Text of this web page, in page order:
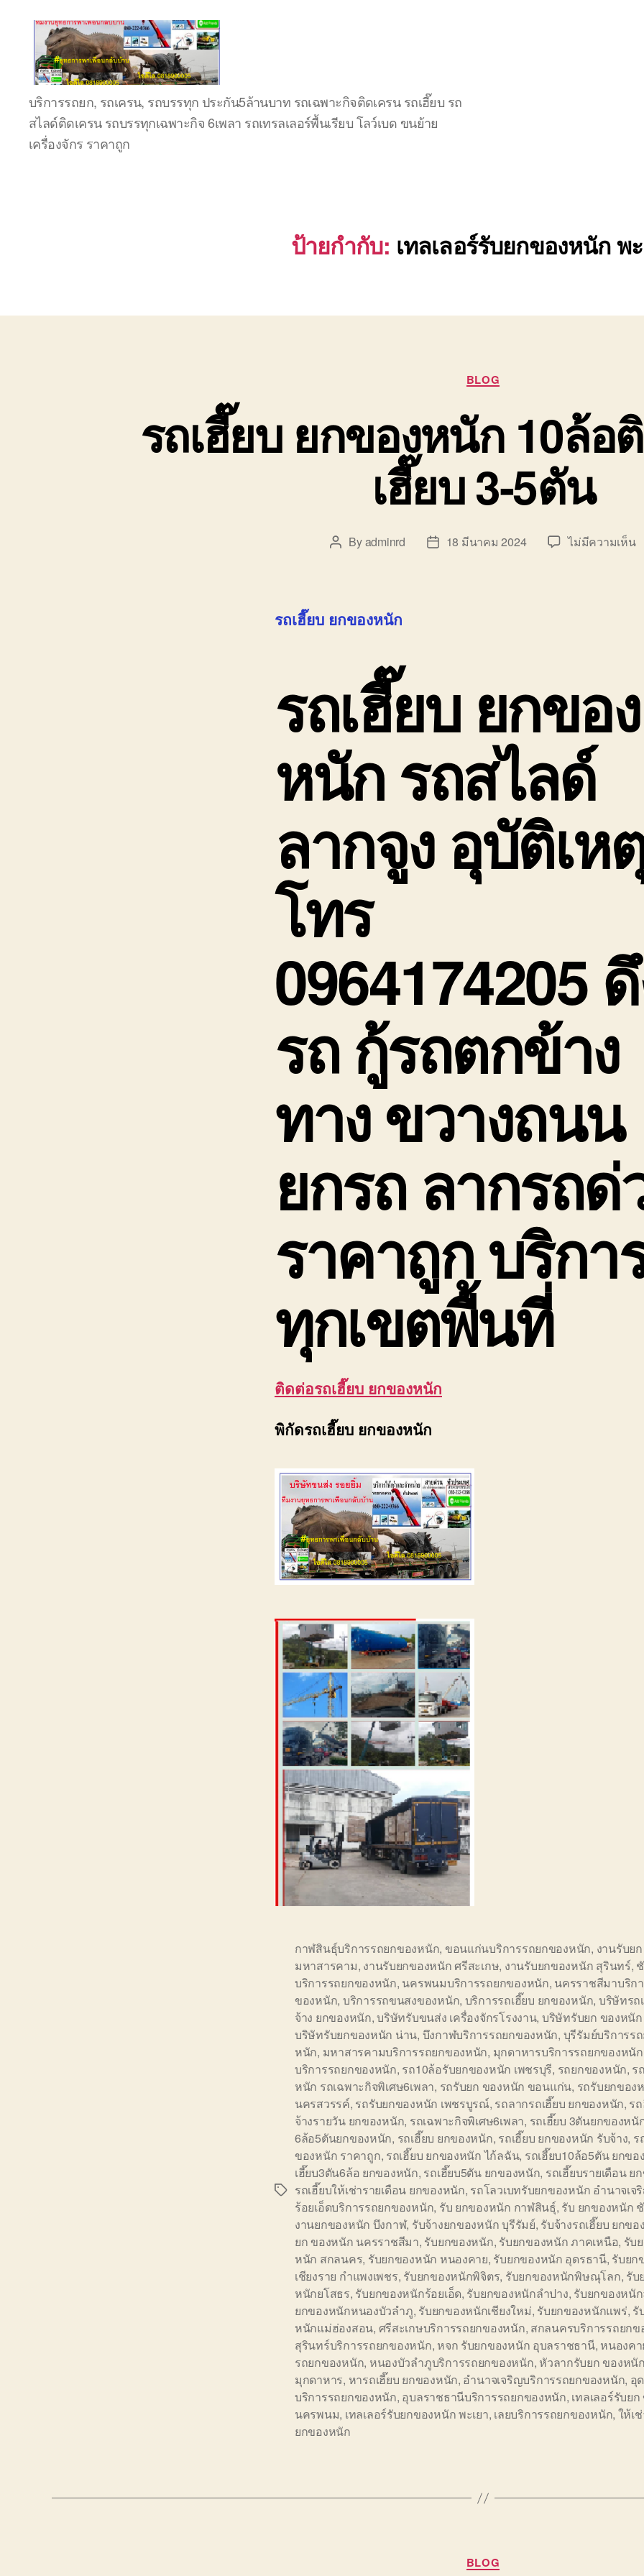
ชลบุรี
รถ
เครน
ยก
ของ
บริการรถยก, รถเครน, รถบรรทุก ประกัน5ล้านบาท รถเฉพาะกิจติดเครน รถเฮี๊ยบ รถ
สไลด์ติดเครน รถบรรทุกเฉพาะกิจ 6เพลา รถเทรลเลอร์พื้นเรียบ โลว์เบด ขนย้าย
เครื่องจักร ราคาถูก
ป้ายกำกับ: เทลเลอร์รับยกของหนัก พ
Categories
BLOG
รถเฮี๊ยบ ยกของหนัก 10ล้อ
เฮี๊ยบ 3-5ตัน
Post
Byadminrd
Post18 มีนาคม 2024 ไม่มีความเห็นบน
รถ
3-
รถเฮี๊ยบ ยกของหนัก
รถเฮี๊ยบ ยกของ
หนักรถสไลด์
ลากจูง อุบัติเห
โทร
0964174205
รถ กู้รถตกข้าง
ทาง ขวางถนน
ยกรถ ลากรถด่
ราคาถูก บริกา
ทุกเขตพื้นที่
ติดต่อรถเฮี๊ยบ ยกของหนัก
พิกัดรถเฮี๊ยบ ยกของหนัก
Tags
กาฬสินธุ์บริการรถยกของหนัก, ขอนแก่นบริการรถยกของหนัก, งานรับย
มหาสารคาม, งานรับยกของหนัก ศรีสะเกษ, งานรับยกของหนัก สุรินทร์,
บริการรถยกของหนัก, นครพนมบริการรถยกของหนัก, นครราชสีมาบริก
ของหนัก, บริการรถขนสงของหนัก, บริการรถเฮี๊ยบ ยกของหนัก, บริษัทรถ
จ้าง ยกของหนัก,บริษัทรับขนส่ง เครื่องจักรโรงงาน, บริษัทรับยก ของหนัก
บริษัทรับยกของหนัก น่าน, บึงกาฬบริการรถยกของหนัก, บุรีรัมย์บริการร
หนัก, มหาสารคามบริการรถยกของหนัก, มุกดาหารบริการรถยกของหนัก
บริการรถยกของหนัก, รถ10ล้อรับยกของหนัก เพชรบุรี, รถยกของหนัก, ร
หนัก รถเฉพาะกิจพิเศษ6เพลา, รถรับยก ของหนัก ขอนแก่น, รถรับยกของ
นครสวรรค์, รถรับยกของหนัก เพชรบูรณ์, รถลากรถเฮี๊ยบ ยกของหนัก, ร
จ้างรายวัน ยกของหนัก, รถเฉพาะกิจพิเศษ6เพลา, รถเฮี๊ยบ 3ตันยกของหนั
6ล้อ5ตันยกของหนัก, รถเฮี๊ยบ ยกของหนัก, รถเฮี๊ยบ ยกของหนัก รับจ้าง, ร
ของหนัก ราคาถูก, รถเฮี๊ยบ ยกของหนัก ไก้ลฉัน, รถเฮี๊ยบ10ล้อ5ตัน ยกขอ
เฮี๊ยบ3ตัน6ล้อ ยกของหนัก, รถเฮี๊ยบ5ตัน ยกของหนัก, รถเฮี๊ยบรายเดือน ย
รถเฮี๊ยบให้เช่ารายเดือน ยกของหนัก, รถโลวเบทรับยกของหนัก อำนาจเจ
ร้อยเอ็ดบริการรถยกของหนัก, รับ ยกของหนัก กาฬสินธุ์, รับ ยกของหนัก
งานยกของหนัก บึงกาฬ, รับจ้างยกของหนัก บุรีรัมย์, รับจ้างรถเฮี๊ยบ ยกข
ยก ของหนัก นครราชสีมา, รับยกของหนัก, รับยกของหนัก ภาคเหนือ, รับ
หนัก สกลนคร, รับยกของหนัก หนองคาย, รับยกของหนัก อุดรธานี, รับยก
เชียงราย กำแพงเพชร, รับยกของหนักพิจิตร, รับยกของหนักพิษณุโลก, รับ
หนักยโสธร, รับยกของหนักร้อยเอ็ด, รับยกของหนักลำปาง, รับยกของหนั
ยกของหนักหนองบัวลำภู, รับยกของหนักเชียงใหม่, รับยกของหนักแพร่, รั
หนักแม่ฮ่องสอน, ศรีสะเกษบริการรถยกของหนัก, สกลนครบริการรถยก
สุรินทร์บริการรถยกของหนัก, หจก รับยกของหนัก อุบลราชธานี, หนองค
รถยกของหนัก, หนองบัวลำภูบริการรถยกของหนัก, หัวลากรับยก ของหนัก
มุกดาหาร, หารถเฮี๊ยบ ยกของหนัก, อำนาจเจริญบริการรถยกของหนัก, อุ
บริการรถยกของหนัก, อุบลราชธานีบริการรถยกของหนัก, เทลเลอร์รับย
นครพนม, เทลเลอร์รับยกของหนัก พะเยา, เลยบริการรถยกของหนัก, ให้เ
ยกของหนัก
Categories
BLOG